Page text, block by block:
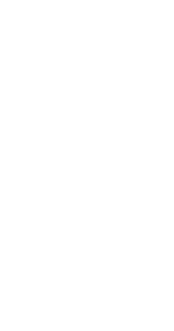
старения кожи.